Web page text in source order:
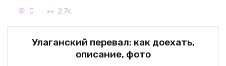
0 2.7k.
Улаганский перевал: как доехать,
описание, фото